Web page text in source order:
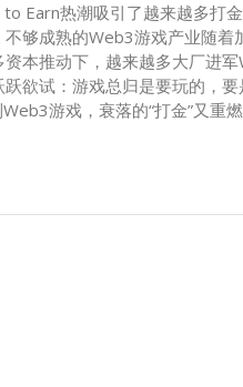
Earn热潮吸引了越来越多打
够成熟的Web3游戏产业随着
本推动下，越来越多大厂进
欲试：游戏总归是要玩的，
游戏，衰落的“打金”又重